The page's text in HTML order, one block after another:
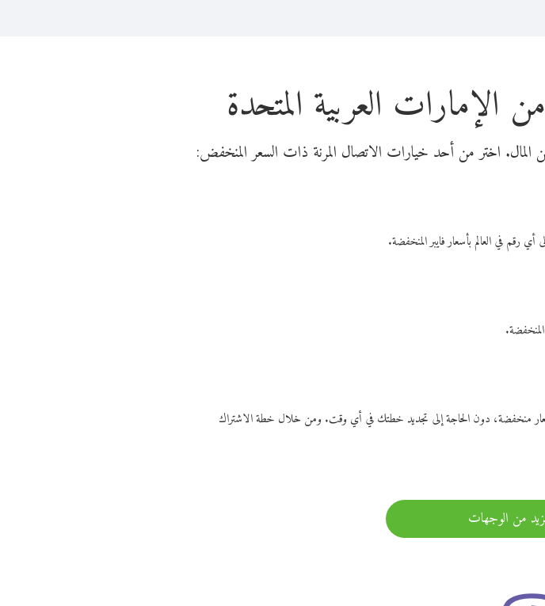
الإمارات العربية المتحدة
منخفضة، دون الحاجة إلى تجديد خطتك في أي وقت. ومن خلال خطة الاشتراك
من الوجهات